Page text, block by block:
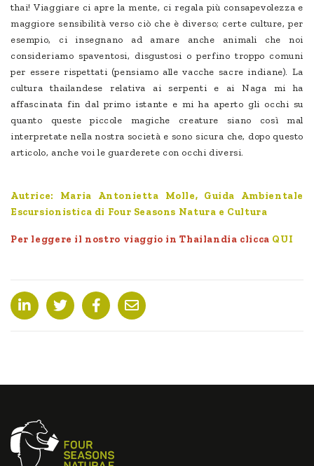
thai! Viaggiare ci apre la mente, ci regala più consapevolezza e
maggiore sensibilità verso ciò che è diverso; certe culture, per
esempio, ci insegnano ad amare anche animali che noi
consideriamo spaventosi, disgustosi o perfino troppo comuni
per essere rispettati (pensiamo alle vacche sacre indiane). La
cultura thailandese relativa ai serpenti e ai Naga mi ha
affascinata fin dal primo istante e mi ha aperto gli occhi su
quanto queste piccole magiche creature siano così mal
interpretate nella nostra società e sono sicura che, dopo questo
articolo, anche voi le guarderete con occhi diversi.
Autrice: Maria Antonietta Molle, Guida Ambientale
Escursionistica di Four Seasons Natura e Cultura
Per leggere il nostro viaggio in Thailandia clicca QUI